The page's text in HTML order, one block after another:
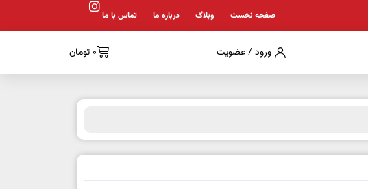
صفحه نخست وبلاگ درباره ما تماس با ما
ورود / عضویت 0 تومان